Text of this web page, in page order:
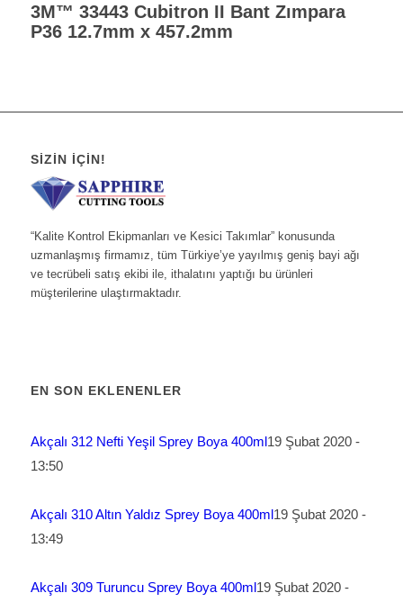
3M™ 33443 Cubitron II Bant Zımpara
P36 12.7mm x 457.2mm
SIZIN İÇIN!
“Kalite Kontrol Ekipmanları ve Kesici Takımlar” konusunda
uzmanlaşmış firmamız, tüm Türkiye’ye yayılmış geniş bayi ağı
ve tecrübeli satış ekibi ile, ithalatını yaptığı bu ürünleri
müşterilerine ulaştırmaktadır.
EN SON EKLENENLER
Akçalı 312 Nefti Yeşil Sprey Boya 400ml19 Şubat 2020 -
13:50
Akçalı 310 Altın Yaldız Sprey Boya 400ml19 Şubat 2020 -
13:49
Akçalı 309 Turuncu Sprey Boya 400ml19 Şubat 2020 -